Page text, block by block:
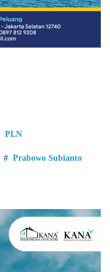
PLN
Prabowo Subianto